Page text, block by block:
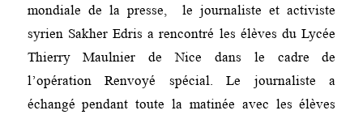
mondiale de la presse, le journaliste et activiste
syrien Sakher Edris a rencontré les élèves du Lycée
Thierry Maulnier de Nice dans le cadre de
l’opération Renvoyé spécial. Le journaliste a
échangé pendant toute la matinée avec les élèves